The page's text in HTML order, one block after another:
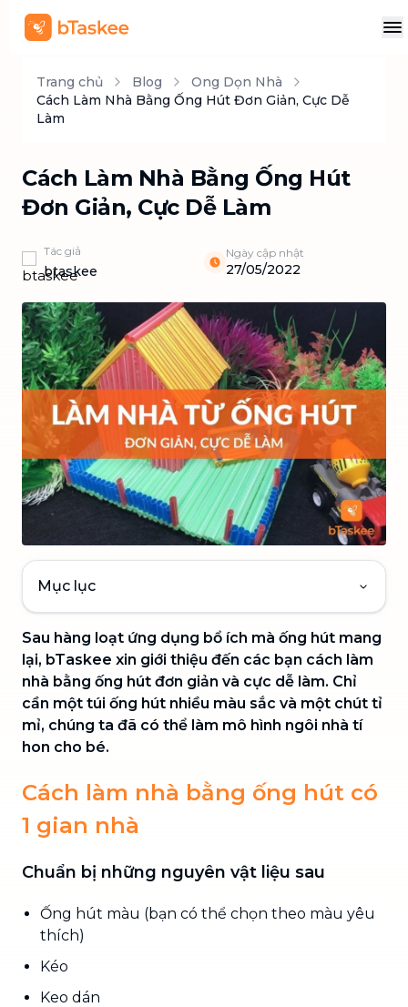
Trang chủ Blog
Ong Dọn Nhà
Cách Làm Nhà Bằng Ống Hút Đơn Giản, Cực Dễ
Làm
Cách Làm Nhà Bằng Ống Hút
Đơn Giản, Cực Dễ Làm
Tác giả
btaskee
Ngày cập nhật
27/05/2022
Mục lục
Sau hàng loạt ứng dụng bổ ích mà ống hút mang
lại, bTaskee xin giới thiệu đến các bạn cách làm
nhà bằng ống hút đơn giản và cực dễ làm. Chỉ
cần một túi ống hút nhiều màu sắc và một chút tỉ
mỉ, chúng ta đã có thể làm mô hình ngôi nhà tí
hon cho bé.
Cách làm nhà bằng ống hút có
1 gian nhà
Chuẩn bị những nguyên vật liệu sau
Ống hút màu (bạn có thể chọn theo màu yêu
thích)
Kéo
Keo dán